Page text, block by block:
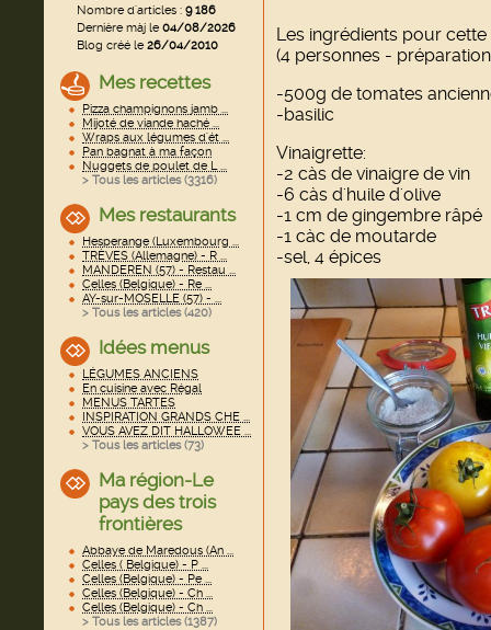
Nombre d'articles : 9 186
Dernière màj le04/08/2026
Blog créé le26/04/2010
Mes recettes
Pizza champignons jamb ...
Mijoté de viande haché ...
Wraps aux légumes d'ét ...
Pan bagnat à ma façon
Nuggets de poulet de L ...
> Tous les articles (3316)
Mes restaurants
Hesperange (Luxembourg ...
TRÈVES (Allemagne) - R ...
MANDEREN (57) - Restau ...
Celles (Belgique) - Re ...
AY-sur-MOSELLE (57) - ...
> Tous les articles (420)
Idées menus
LÉGUMES ANCIENS
En cuisine avec Régal
MENUS TARTES
INSPIRATION GRANDS CHE ...
VOUS AVEZ DIT HALLOWEE ...
> Tous les articles (73)
Ma région-Le
pays des trois
frontières
Abbaye de Maredous (An ...
Celles ( Belgique) - P ...
Celles (Belgique) - Pe ...
Celles (Belgique) - Ch ...
Celles (Belgique) - Ch ...
> Tous les articles (1387)
Les ingrédients pour cette
(4 personnes -
-500g de tomates
-basilic
Vinaigrette:
-2 càs de vinaigre de vin
-6 càs d'huile d'olive
-1 cm de gingembre râpé
-1 càc de moutarde
-sel, 4 épices